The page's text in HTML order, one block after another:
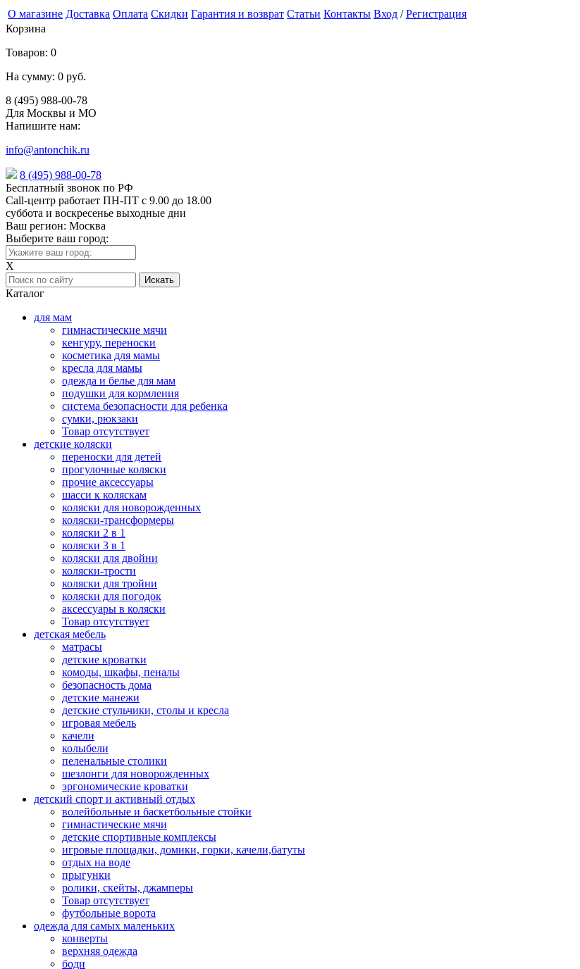
О магазине Доставка Оплата Скидки Гарантия и возврат Статьи Контакты Вход /Регистрация
Корзина
Товаров: 0
На сумму: 0 руб.
8 (495) 988-00-78
Для Москвы и МО
Напишите нам:
info@antonchik.ru
8 (495) 988-00-78
Бесплатный звонок по РФ
Call-центр работает ПН-ПТ с 9.00 до 18.00
суббота и воскресенье выходные дни
Ваш регион: Москва
Выберите ваш город:
X
Каталог
для мам
гимнастические мячи
кенгуру, переноски
косметика для мамы
кресла для мамы
одежда и белье для мам
подушки для кормления
система безопасности для ребенка
сумки, рюкзаки
Товар отсутствует
детские коляски
переноски для детей
прогулочные коляски
прочие аксессуары
шасси к коляскам
коляски для новорожденных
коляски-трансформеры
коляски 2 в 1
коляски 3 в 1
коляски для двойни
коляски-трости
коляски для тройни
коляски для погодок
аксессуары в коляски
Товар отсутствует
детская мебель
матрасы
детские кроватки
комоды, шкафы, пеналы
безопасность дома
детские манежи
детские стульчики, столы и кресла
игровая мебель
качели
колыбели
пеленальные столики
шезлонги для новорожденных
эргономические кроватки
детский спорт и активный отдых
волейбольные и баскетбольные стойки
гимнастические мячи
детские спортивные комплексы
игровые площадки, домики, горки, качели,батуты
отдых на воде
прыгунки
ролики, скейты, джамперы
Товар отсутствует
футбольные ворота
одежда для самых маленьких
конверты
верхняя одежда
боди